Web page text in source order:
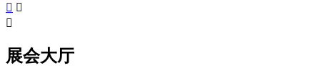
 

展会大厅